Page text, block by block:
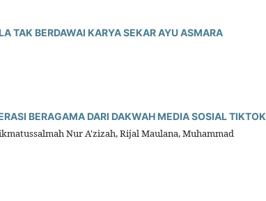
TAK BERDAWAI KARYA SEKAR AYU ASMARA
BERAGAMA DARI DAKWAH MEDIA SOSIAL TIKTOK
Nur A'zizah, Rijal Maulana, Muhammad